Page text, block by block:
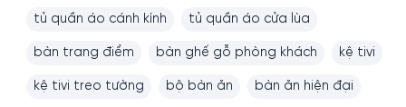
tủ quần áo cánh kính tủ quần áo cửa lùa
bàn trang điểm bàn ghế gỗ phòng khách kệ tivi
kệ tivi treo tường bộ bàn ăn bàn ăn hiện đại